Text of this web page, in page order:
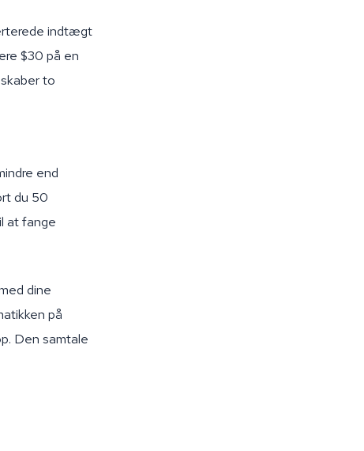
indtægt
$30 på en
to
end
du 50
at fange
dine
på
Den samtale